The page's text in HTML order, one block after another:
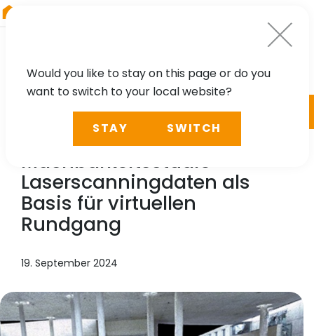
TECHNOLOGY, CASE STUDY
LMS, Benaco:
Machbarkeitsstudie
Laserscanningdaten als
Basis für virtuellen
Rundgang
19. September 2024
Would you like to stay on this page or do you
want to switch to your local website?
STAY SWITCH